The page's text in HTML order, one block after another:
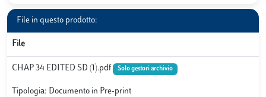
File in questo prodotto:
File
CHAP 34 EDITED SD (1).pdf Solo gestori archivio
Tipologia: Documento in Pre-print